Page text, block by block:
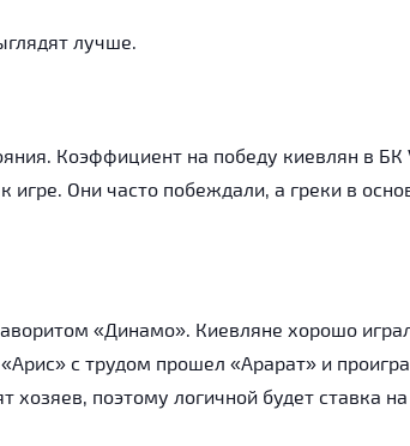
лучше.
Коэффициент на победу киевлян в БК
игре. Они часто побеждали, а греки в
«Динамо». Киевляне хорошо
с трудом прошел «Арарат» и
хозяев, поэтому логичной будет ставка на